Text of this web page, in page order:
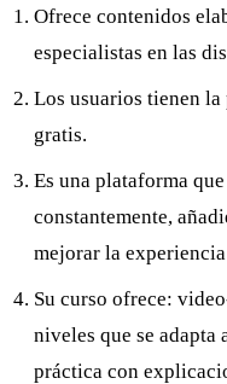
Ofrece contenidos
especialistas en las
Los usuarios tienen
gratis.
Es una plataforma
constantemente,
mejorar la
Su curso ofrece:
niveles que se adapta
práctica con